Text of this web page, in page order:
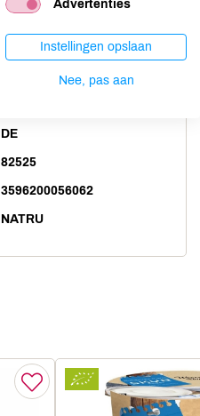
onbekend
DE
82525
3596200056062
NATRU
Advertenties
Instellingen opslaan
Nee, pas aan